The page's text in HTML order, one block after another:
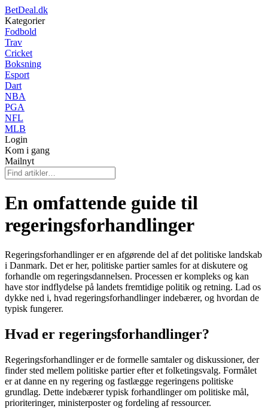
BetDeal.dk
Kategorier
Fodbold
Trav
Cricket
Boksning
Esport
Dart
NBA
PGA
NFL
MLB
Login
Kom i gang
Mailnyt
En omfattende guide til
regeringsforhandlinger
Regeringsforhandlinger er en afgørende del af det politiske landskab
i Danmark. Det er her, politiske partier samles for at diskutere og
forhandle om regeringsdannelsen. Processen er kompleks og kan
have stor indflydelse på landets fremtidige politik og retning. Lad os
dykke ned i, hvad regeringsforhandlinger indebærer, og hvordan de
typisk fungerer.
Hvad er regeringsforhandlinger?
Regeringsforhandlinger er de formelle samtaler og diskussioner, der
finder sted mellem politiske partier efter et folketingsvalg. Formålet
er at danne en ny regering og fastlægge regeringens politiske
grundlag. Dette indebærer typisk forhandlinger om politiske mål,
prioriteringer, ministerposter og fordeling af ressourcer.